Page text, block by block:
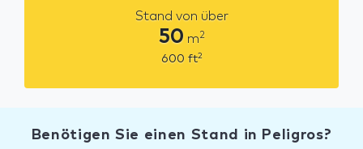
Stand von über
50 m2
600 ft2
Benötigen Sie einen Stand in Peligros?